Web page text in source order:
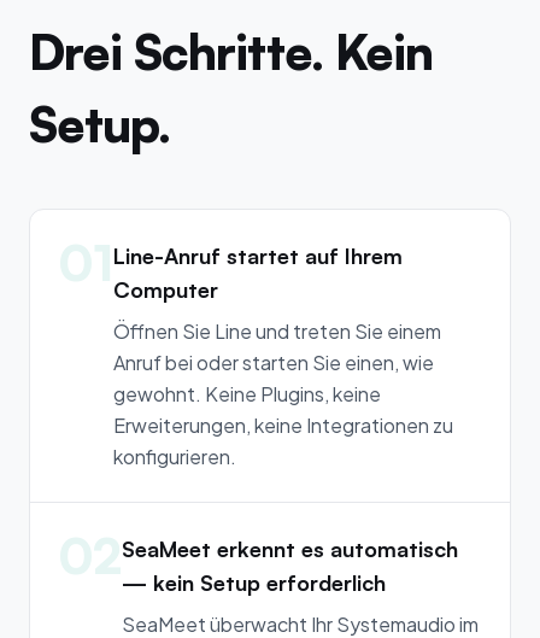
Drei Schritte. Kein
Setup.
01Line-Anruf startet auf Ihrem
Computer
Öffnen Sie Line und treten Sie einem
Anruf bei oder starten Sie einen, wie
gewohnt. Keine Plugins, keine
Erweiterungen, keine Integrationen zu
konfigurieren.
02SeaMeet erkennt es automatisch
— kein Setup erforderlich
SeaMeet überwacht Ihr Systemaudio im